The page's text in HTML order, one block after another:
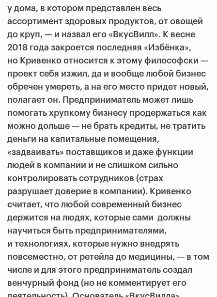
у дома, в котором представлен весь
ассортимент здоровых продуктов, от овощей
до круп, — и назвал его «ВкусВилл». К весне
2018 года закроется последняя «Избёнка»,
но Кривенко относится к этому философски —
проект себя изжил, да и вообще любой бизнес
обречен умереть, а на его место придет новый,
полагает он. Предприниматель может лишь
помогать хрупкому бизнесу продержаться как
можно дольше — не брать кредиты, не тратить
деньги на капитальные помещения,
«задваивать» поставщиков и даже функции
людей в компании и не слишком сильно
контролировать сотрудников (страх
разрушает доверие в компании). Кривенко
считает, что любой современный бизнес
держится на людях, которые сами должны
научиться быть предпринимателями,
и технологиях, которые нужно внедрять
повсеместно, от ретейла до медицины, — в том
числе и для этого предприниматель создал
венчурный фонд (но не комментирует его